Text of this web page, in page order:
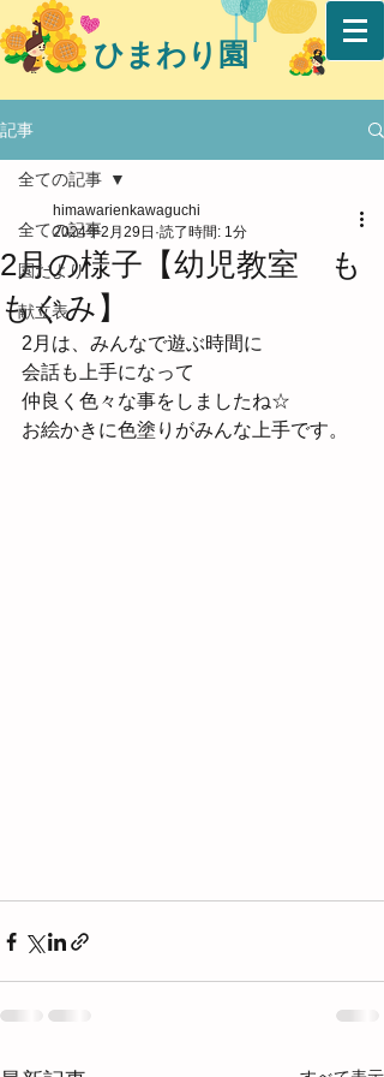
ひまわり園
記事
全ての記事
園だより
献立表
全ての記事
2月の様子【幼児教室 も
もぐみ】
himawarienkawaguchi
2024年2月29日 読了時間: 1分
2月は、みんなで遊ぶ時間に
会話も上手になって
仲良く色々な事をしましたね☆
お絵かきに色塗りがみんな上手です。